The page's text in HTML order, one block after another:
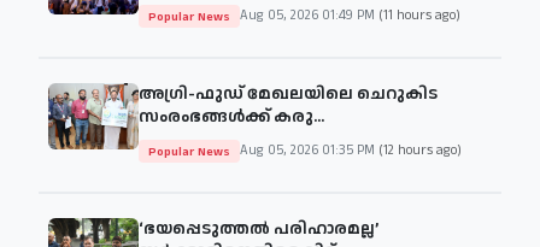
Popular News Aug 05, 2026 01:49 PM (11 hours ago)
അഗ്രി-ഫുഡ് മേഖലയിലെ ചെറുകിട
സംരംഭങ്ങൾക്ക് കരു...
Popular News Aug 05, 2026 01:35 PM (12 hours ago)
‘ഭയപ്പെടുത്തൽ പരിഹാരമല്ല’